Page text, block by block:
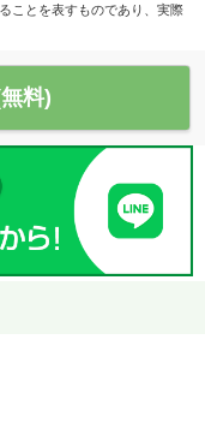
ことを表すものであり、実際
料)